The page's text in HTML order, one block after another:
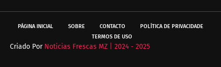
PÁGINA INICIAL SOBRE CONTACTO
POLÍTICA DE PRIVACIDADE
TERMOS DE USO
Criado Por Noticias Frescas MZ | 2024 - 2025